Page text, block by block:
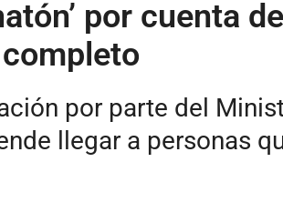
por cuenta
por parte del
llegar a personas